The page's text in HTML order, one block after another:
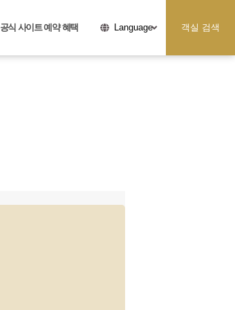
공식 사이트 예약 혜택 Language 객실 검색